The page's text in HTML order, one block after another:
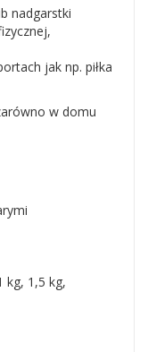
nadgarstki
jak np. piłka
w domu
kg, 1,5 kg,